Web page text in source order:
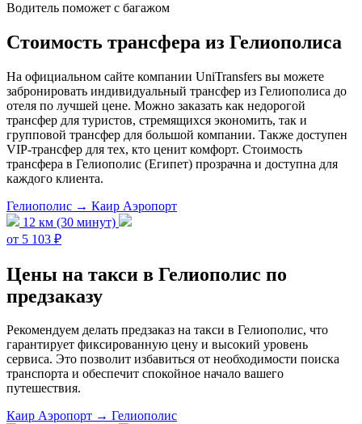
Водитель поможет с багажом
Стоимость трансфера из Гелиополиса
На официальном сайте компании UniTransfers вы можете
забронировать индивидуальный трансфер из Гелиополиса до
отеля по лучшей цене. Можно заказать как недорогой
трансфер для туристов, стремящихся экономить, так и
групповой трансфер для большой компании. Также доступен
VIP-трансфер для тех, кто ценит комфорт. Стоимость
трансфера в Гелиополис (Египет) прозрачна и доступна для
каждого клиента.
Гелиополис → Каир Аэропорт
12 км (30 минут)
от 5 103 ₽
Цены на такси в Гелиополис по
предзаказу
Рекомендуем делать предзаказ на такси в Гелиополис, что
гарантирует фиксированную цену и высокий уровень
сервиса. Это позволит избавиться от необходимости поиска
транспорта и обеспечит спокойное начало вашего
путешествия.
Каир Аэропорт → Гелиополис